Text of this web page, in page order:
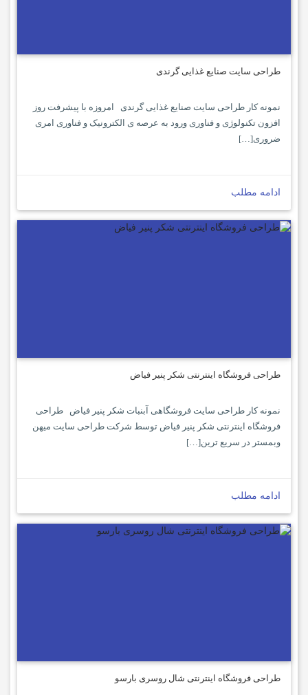
طراحی سایت صنایع غذایی گرندی
نمونه کار طراحی سایت صنایع غذایی گرندی امروزه با پیشرفت روز
افزون تکنولوژی و فناوری ورود به عرصه ی الکترونیک و فناوری امری
ضروری[…]
ادامه مطلب
طراحی فروشگاه اینترنتی شکر پنیر فیاض
نمونه کار طراحی سایت فروشگاهی آبنبات شکر پنیر فیاض طراحی
فروشگاه اینترنتی شکر پنیر فیاض توسط شرکت طراحی سایت میهن
وبمستر در سریع ترین[…]
ادامه مطلب
طراحی فروشگاه اینترنتی شال روسری بارسو